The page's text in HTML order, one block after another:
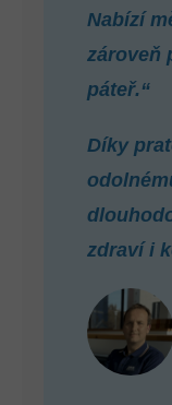
Nabízí
zároveň
páteř.“
Díky
zdraví i